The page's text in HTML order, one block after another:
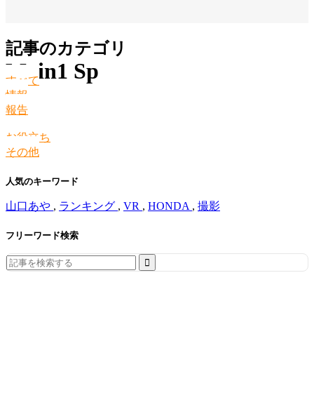
Main1 Sp
記事のカテゴリ
すべて
情報
報告
お役立ち
その他
人気のキーワード
山口あや , ランキング , VR , HONDA , 撮影
フリーワード検索
Search
for: